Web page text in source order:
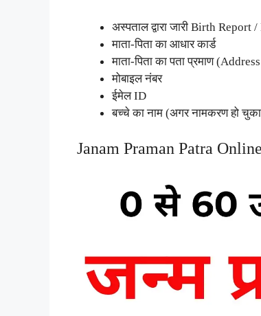
अस्पताल द्वारा जारी Birth
माता-पिता का आधार कार्ड
माता-पिता का पता प्रमाण
मोबाइल नंबर
ईमेल ID
बच्चे का नाम (अगर नामकरण हो चुका
Janam Praman Patra